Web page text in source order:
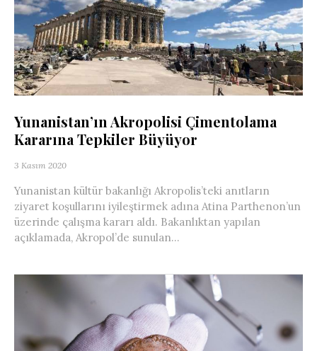
Yunanistan’ın Akropolisi Çimentolama
Kararına Tepkiler Büyüyor
3 Kasım 2020
Yunanistan kültür bakanlığı Akropolis’teki anıtların
ziyaret koşullarını iyileştirmek adına Atina Parthenon’un
üzerinde çalışma kararı aldı. Bakanlıktan yapılan
açıklamada, Akropol’de sunulan...